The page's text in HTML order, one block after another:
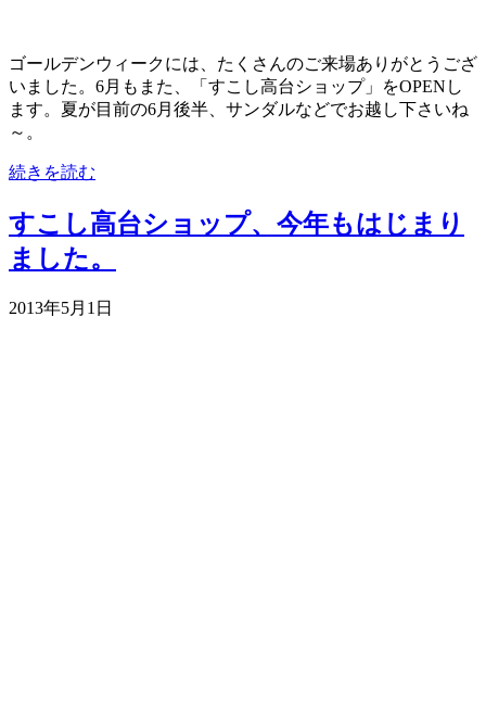
ゴールデンウィークには、たくさんのご来場ありがとうござ
いました。6月もまた、「すこし高台ショップ」をOPENし
ます。夏が目前の6月後半、サンダルなどでお越し下さいね
～。
続きを読む
すこし高台ショップ、今年もはじまり
ました。
2013年5月1日